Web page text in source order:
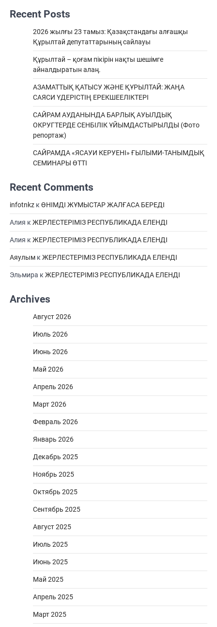
Recent Posts
2026 жылғы 23 тамыз: Қазақстандағы алғашқы
Құрылтай депутаттарының сайлауы
Құрылтай – қоғам пікірін нақты шешімге
айналдыратын алаң.
АЗАМАТТЫҚ ҚАТЫСУ ЖӘНЕ ҚҰРЫЛТАЙ: ЖАҢА
САЯСИ ҮДЕРІСТІҢ ЕРЕКШEЕЛІКТЕРІ
САЙРАМ АУДАНЫНДА БАРЛЫҚ АУЫЛДЫҚ
ОКРУГТЕРДЕ СЕНБІЛІК ҰЙЫМДАСТЫРЫЛДЫ (Фото
репортаж)
САЙРАМДА «ЯСАУИ КЕРУЕНІ» ҒЫЛЫМИ-ТАНЫМДЫҚ
СЕМИНАРЫ ӨТТІ
Recent Comments
infotnkz к ӨНІМДІ ЖҰМЫСТАР ЖАЛҒАСА БЕРЕДІ
Алия к ЖЕРЛЕСТЕРІМІЗ РЕСПУБЛИКАДА ЕЛЕНДІ
Алия к ЖЕРЛЕСТЕРІМІЗ РЕСПУБЛИКАДА ЕЛЕНДІ
Аяулым к ЖЕРЛЕСТЕРІМІЗ РЕСПУБЛИКАДА ЕЛЕНДІ
Эльмира к ЖЕРЛЕСТЕРІМІЗ РЕСПУБЛИКАДА ЕЛЕНДІ
Archives
Август 2026
Июль 2026
Июнь 2026
Май 2026
Апрель 2026
Март 2026
Февраль 2026
Январь 2026
Декабрь 2025
Ноябрь 2025
Октябрь 2025
Сентябрь 2025
Август 2025
Июль 2025
Июнь 2025
Май 2025
Апрель 2025
Март 2025